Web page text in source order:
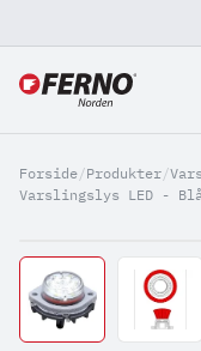
Jump
Forside/Produkter/
Varslingslys LED -